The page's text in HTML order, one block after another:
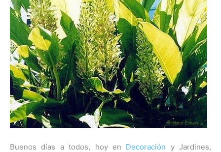
Buenos días a todos, hoy en Decoración y Jardines,